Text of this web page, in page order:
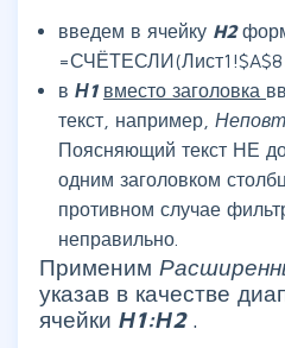
введем в ячейку H2
в Н1 вместо заголовка
текст, например,
Поясняющий текст НЕ
одним заголовком
противном случае
неправильно.
Применим
указав в качестве
ячейки Н1:Н2 .